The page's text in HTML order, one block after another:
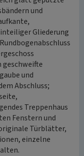
und
Gliederung
geschweifte
und
Abschluss;
Treppenhaus
Fenstern und
Türblätter,
einzelne